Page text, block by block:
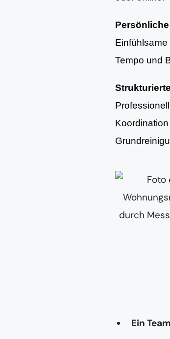
Tempo und
Ein